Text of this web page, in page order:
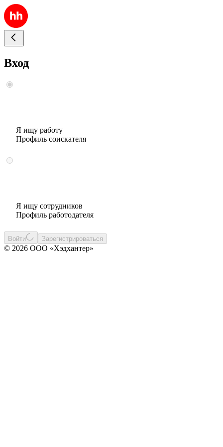
Вход
Я ищу работу
Профиль соискателя
Я ищу сотрудников
Профиль работодателя
Войти Зарегистрироваться
© 2026 ООО «Хэдхантер»